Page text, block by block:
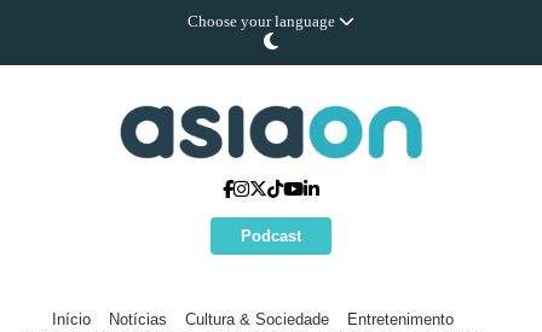
Choose your language
Podcast
Início Notícias Cultura & Sociedade
Entretenimento